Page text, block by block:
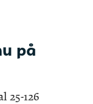
på
25-126